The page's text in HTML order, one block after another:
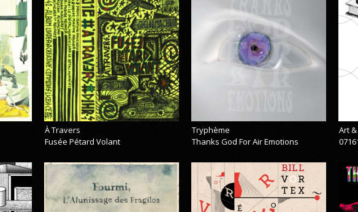
À Travers
Fusée Pétard Volant
Tryphème
Thanks God For Air Emotions
Art